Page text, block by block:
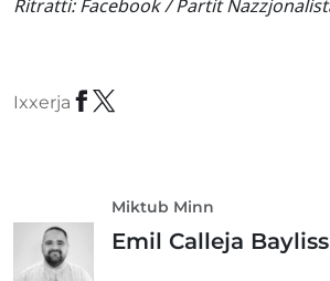
Ritratti: Facebook / Partit
Ixxerja
Miktub Minn
Emil Calleja Bayliss